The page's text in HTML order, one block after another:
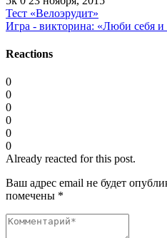
Тест «Велоэрудит»
Игра - викторина: «Люби себя и
Reactions
0
0
0
0
0
0
Already reacted for this post.
Ваш адрес email не будет
помечены *